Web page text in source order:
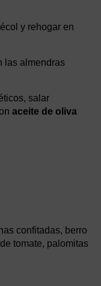
y rehogar en
las almendras
salar
aceite de oliva
confitadas, berro
tomate, palomitas